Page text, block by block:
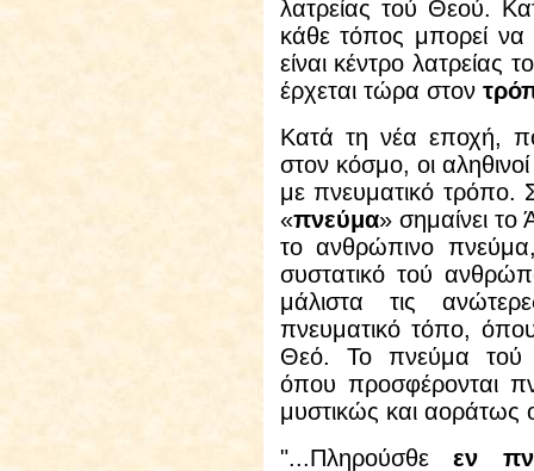
λατρείας τού Θεού.
κάθε τόπος μπορεί να
είναι κέντρο
έρχεται τώρα στον
Κατά τη νέα εποχή,
στον κόσμο, οι
με πνευματικό τρόπο.
«πνεύμα» σημαίνει
το ανθρώπινο
συστατικό τού
μάλιστα τις
πνευματικό τόπο,
Θεό. Το πνεύμα τού
όπου προσφέρονται
μυστικώς και αοράτως
"...Πληρούσθεεν